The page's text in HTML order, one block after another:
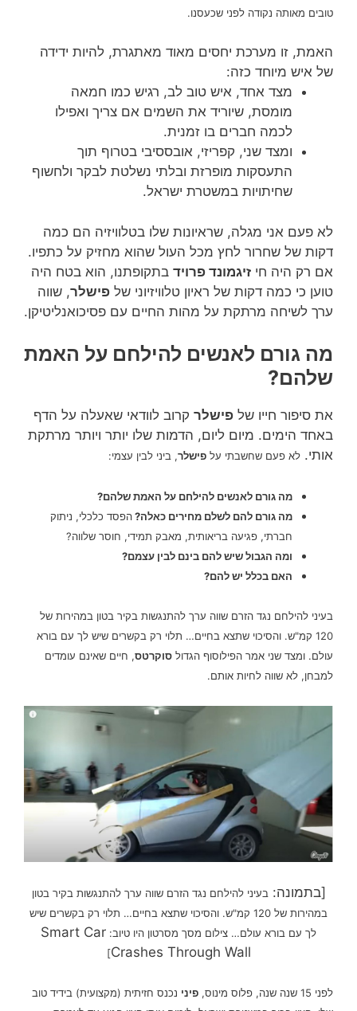
טובים מאותה נקודה לפני שכעסנו.
האמת, זו מערכת יחסים מאוד מאתגרת, להיות ידידה
של איש מיוחד כזה:
מצד אחד, איש טוב לב, רגיש כמו חמאה
מומסת, שיוריד את השמים אם צריך ואפילו
לכמה חברים בו זמנית.
ומצד שני, קפריזי, אובססיבי בטרוף תוך
התעסקות מופרזת ובלתי נשלטת לבקר ולחשוף
שחיתויות במשטרת ישראל.
לא פעם אני מגלה, שראיונות שלו בטלוויזיה הם כמה
דקות של שחרור לחץ מכל העול שהוא מחזיק על כתפיו.
אם רק היה חי זיגמונד פרויד בתקופתנו, הוא בטח היה
טוען כי כמה דקות של ראיון טלוויזיוני של פישלר, שווה
ערך לשיחה מרתקת על מהות החיים עם פסיכואנליטיקן.
מה גורם לאנשים להילחם על האמת
שלהם?
את סיפור חייו של פישלר קרוב לוודאי שאעלה על הדף
באחד הימים. מיום ליום, הדמות שלו יותר ויותר מרתקת
אותי. לא פעם שחשבתי על פישלר, ביני לבין עצמי:
מה גורם לאנשים להילחם על האמת שלהם?
מה גורם להם לשלם מחירים כאלה?הפסד כלכלי, ניתוק
חברתי, פגיעה בריאותית, מאבק תמידי, חוסר שלווה?
ומה הגבול שיש להם בינם לבין עצמם?
האם בכלל יש להם?
בעיני להילחם נגד הזרם שווה ערך להתנגשות בקיר בטון במהירות של
120 קמ"ש. והסיכוי שתצא בחיים… תלוי רק בקשרים שיש לך עם בורא
עולם. ומצד שני אמר הפילוסוף הגדול סוקרטס, חיים שאינם עומדים
למבחן, לא שווה לחיות אותם.
[בתמונה: בעיני להילחם נגד הזרם שווה ערך להתנגשות בקיר בטון
במהירות של 120 קמ"ש. והסיכוי שתצא בחיים… תלוי רק בקשרים שיש
לך עם בורא עולם… צילום מסך מסרטון היו טיוב: Smart Car
Crashes Through Wall
]
לפני 15 שנה שנה, פלוס מינוס, פיני נכנס חזיתית (מקצועית) בידיד טוב